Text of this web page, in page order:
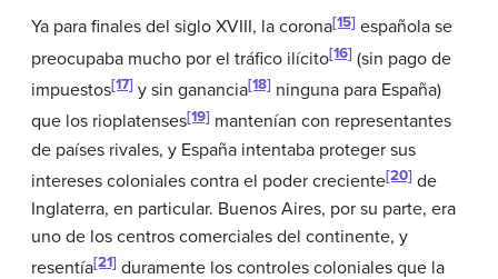
Ya para finales del siglo XVIII, la corona[15] española se
preocupaba mucho por el tráfico ilícito[16] (sin pago de
impuestos[17] y sin ganancia[18] ninguna para España)
que los rioplatenses[19] mantenían con representantes
de países rivales, y España intentaba proteger sus
intereses coloniales contra el poder creciente[20] de
Inglaterra, en particular. Buenos Aires, por su parte, era
uno de los centros comerciales del continente, y
resentía[21] duramente los controles coloniales que la